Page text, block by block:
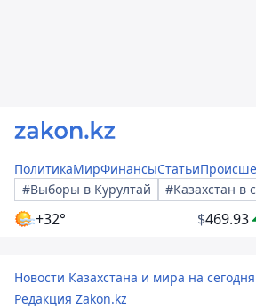
ПолитикаМирФинансыСтатьи
#Выборы в Курултай
#Казахстан в
+32° $469.93
Новости Казахстана и мира на сегодня
Редакция Zakon.kz